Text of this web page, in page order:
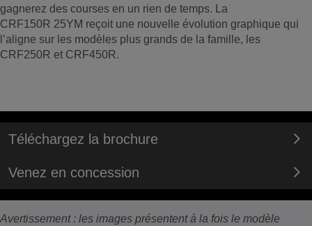
gagnerez des courses en un rien de temps. La
CRF150R 25YM reçoit une nouvelle évolution graphique qui
l’aligne sur les modèles plus grands de la famille, les
CRF250R et CRF450R.
Téléchargez la brochure
Venez en concession
Avertissement : les images présentent à la fois le modèle